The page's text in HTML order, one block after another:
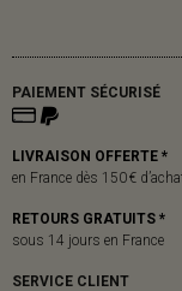
PAIEMENT SÉCURISÉ
LIVRAISON OFFERTE *
en France dès 150 €
RETOURS GRATUITS *
sous 14 jours en France
SERVICE CLIENT